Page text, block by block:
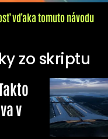
vďaka tomuto návodu
zo skriptu
v